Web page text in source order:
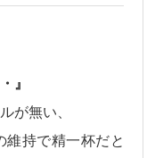
』
が無い、
維持で精一杯だと